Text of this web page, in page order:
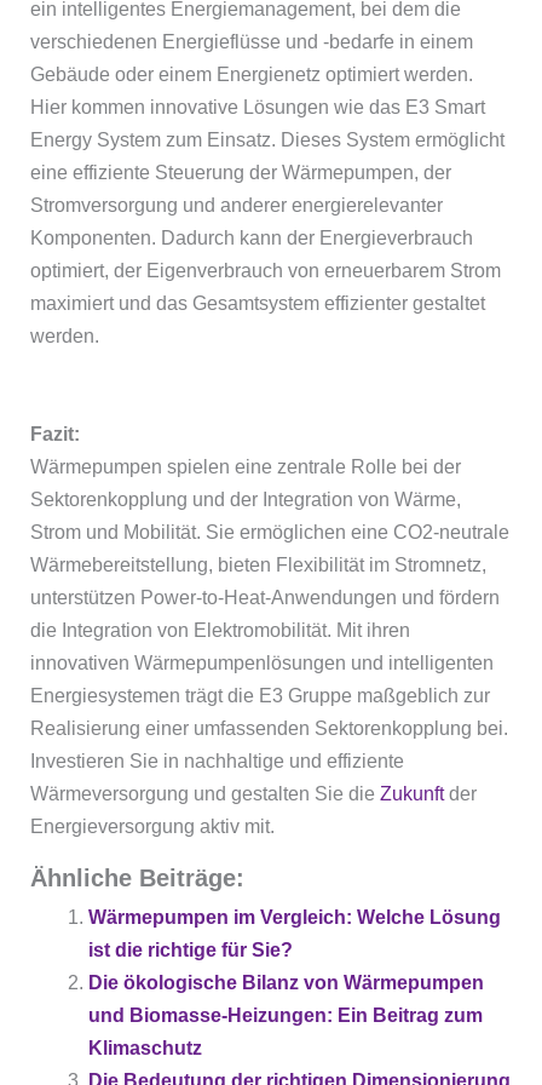
ein intelligentes Energiemanagement, bei dem die
verschiedenen Energieflüsse und -bedarfe in einem
Gebäude oder einem Energienetz optimiert werden.
Hier kommen innovative Lösungen wie das E3 Smart
Energy System zum Einsatz. Dieses System ermöglicht
eine effiziente Steuerung der Wärmepumpen, der
Stromversorgung und anderer energierelevanter
Komponenten. Dadurch kann der Energieverbrauch
optimiert, der Eigenverbrauch von erneuerbarem Strom
maximiert und das Gesamtsystem effizienter gestaltet
werden.
Fazit:
Wärmepumpen spielen eine zentrale Rolle bei der
Sektorenkopplung und der Integration von Wärme,
Strom und Mobilität. Sie ermöglichen eine CO2-neutrale
Wärmebereitstellung, bieten Flexibilität im Stromnetz,
unterstützen Power-to-Heat-Anwendungen und fördern
die Integration von Elektromobilität. Mit ihren
innovativen Wärmepumpenlösungen und intelligenten
Energiesystemen trägt die E3 Gruppe maßgeblich zur
Realisierung einer umfassenden Sektorenkopplung bei.
Investieren Sie in nachhaltige und effiziente
Wärmeversorgung und gestalten Sie die Zukunftder
Energieversorgung aktiv mit.
Ähnliche Beiträge:
Wärmepumpen im Vergleich: Welche Lösung
ist die richtige für Sie?
Die ökologische Bilanz von Wärmepumpen
und Biomasse-Heizungen: Ein Beitrag zum
Klimaschutz
Die Bedeutung der richtigen Dimensionierung